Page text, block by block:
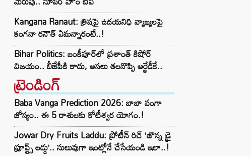
Kangana Ranaut: త్రిషపై ఉదయనిధి వ్యాఖ్యలపై
కంగనా రనౌత్ ఏమన్నారంటే..!
Bihar Politics: బంకీపూర్‌లో ప్రశాంత్ కిషోర్
విజయం.. బీజేపీకి కాదు, అసలు తలనొప్పి ఆర్జేడీకే..
ట్రెండింగ్‌
Baba Vanga Prediction 2026: బాబా వంగా
జోస్యం.. ఈ 5 రాశులకు కోటీశ్వర యోగం.!
Jowar Dry Fruits Laddu: ప్రోటీన్ రిచ్ ‘జొన్న డ్రై
ఫ్రూప్ట్స్ లడ్డు’.. సులువుగా ఇంట్లోనే చేసేయండి ఇలా..!